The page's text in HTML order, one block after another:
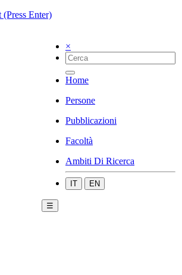
Enter)
×
Home
Persone
Pubblicazioni
Facoltà
Ambiti Di Ricerca
IT EN
☰